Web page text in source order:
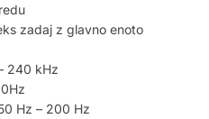
zadaj z glavno enoto
240 kHz
Hz – 200 Hz